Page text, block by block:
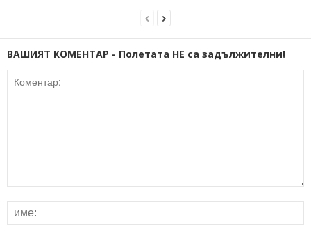
ВАШИЯТ КОМЕНТАР - Полетата НЕ са задължителни!